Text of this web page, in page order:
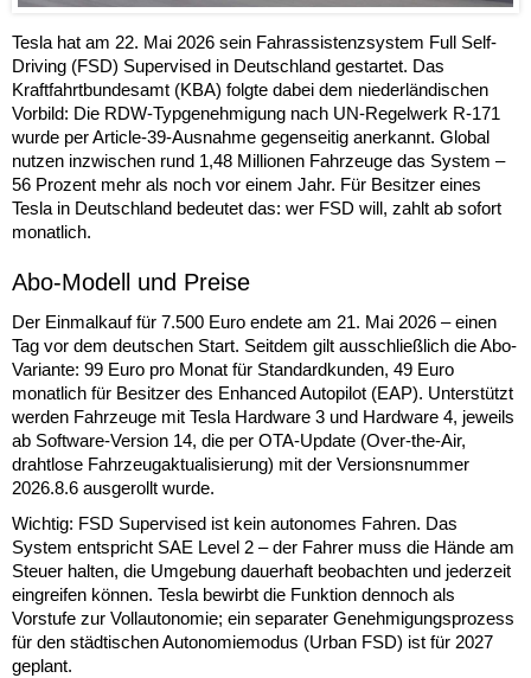
Tesla hat am 22. Mai 2026 sein Fahrassistenzsystem Full Self-
Driving (FSD) Supervised in Deutschland gestartet. Das
Kraftfahrtbundesamt (KBA) folgte dabei dem niederländischen
Vorbild: Die RDW-Typgenehmigung nach UN-Regelwerk R-171
wurde per Article-39-Ausnahme gegenseitig anerkannt. Global
nutzen inzwischen rund 1,48 Millionen Fahrzeuge das System –
56 Prozent mehr als noch vor einem Jahr. Für Besitzer eines
Tesla in Deutschland bedeutet das: wer FSD will, zahlt ab sofort
monatlich.
Abo-Modell und Preise
Der Einmalkauf für 7.500 Euro endete am 21. Mai 2026 – einen
Tag vor dem deutschen Start. Seitdem gilt ausschließlich die Abo-
Variante: 99 Euro pro Monat für Standardkunden, 49 Euro
monatlich für Besitzer des Enhanced Autopilot (EAP). Unterstützt
werden Fahrzeuge mit Tesla Hardware 3 und Hardware 4, jeweils
ab Software-Version 14, die per OTA-Update (Over-the-Air,
drahtlose Fahrzeugaktualisierung) mit der Versionsnummer
2026.8.6 ausgerollt wurde.
Wichtig: FSD Supervised ist kein autonomes Fahren. Das
System entspricht SAE Level 2 – der Fahrer muss die Hände am
Steuer halten, die Umgebung dauerhaft beobachten und jederzeit
eingreifen können. Tesla bewirbt die Funktion dennoch als
Vorstufe zur Vollautonomie; ein separater Genehmigungsprozess
für den städtischen Autonomiemodus (Urban FSD) ist für 2027
geplant.